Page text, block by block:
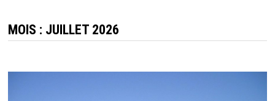
MOIS : JUILLET 2026